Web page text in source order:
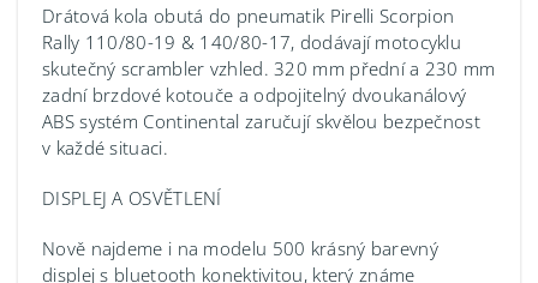
Drátová kola obutá do pneumatik Pirelli Scorpion
Rally 110/80-19 & 140/80-17, dodávají motocyklu
skutečný scrambler vzhled. 320 mm přední a 230 mm
zadní brzdové kotouče a odpojitelný dvoukanálový
ABS systém Continental zaručují skvělou bezpečnost
v každé situaci.
DISPLEJ A OSVĚTLENÍ
Nově najdeme i na modelu 500 krásný barevný
displej s bluetooth konektivitou, který známe